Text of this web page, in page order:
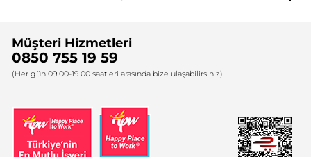
Bize Ulaşın
Firma Bilgileri
Müşteri Hizmetleri
0850 755 19 59
(Her gün 09.00-19.00 saatleri arasında bize ulaşabilirsiniz)